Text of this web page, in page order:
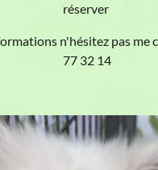
réserver
n'hésitez pas me
77 32 14